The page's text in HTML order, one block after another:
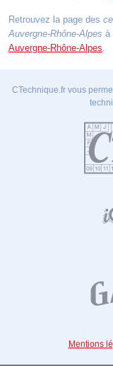
Retrouvez la page des
Auvergne-Rhône-Alpes à
Auvergne-Rhône-Alpes
CTechnique.fr vous
Mentions